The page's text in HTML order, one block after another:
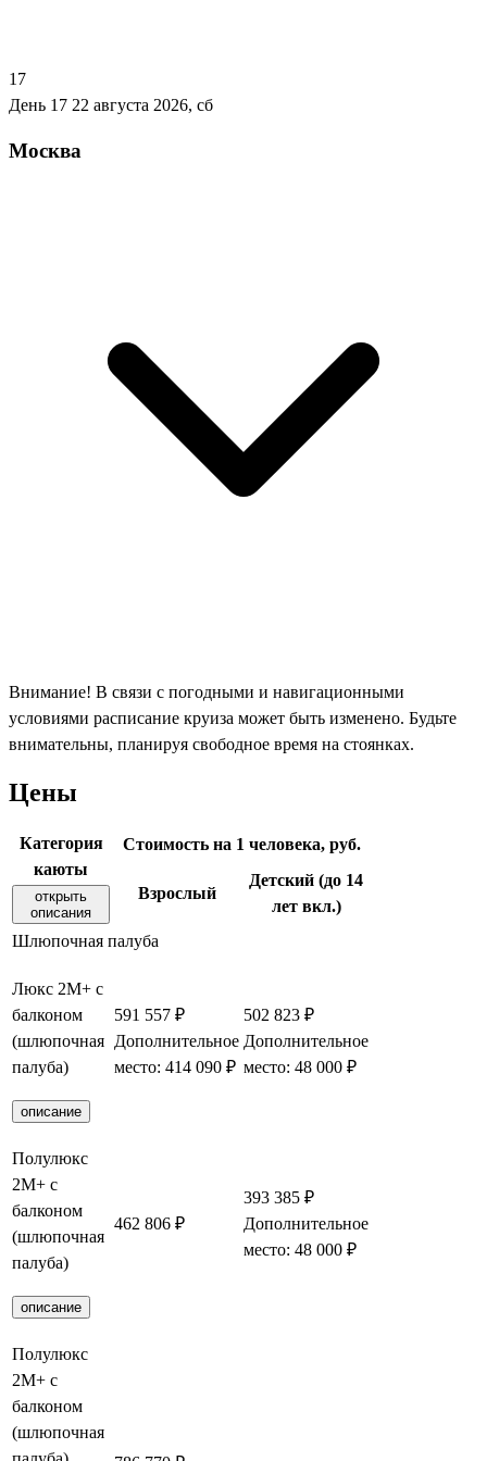
17
День 17 22 августа 2026, сб
Москва
Внимание! В связи с погодными и навигационными
условиями расписание круиза может быть изменено. Будьте
внимательны, планируя свободное время на стоянках.
Цены
Категория
каюты
открыть
описания
Стоимость на 1 человека, руб.
Взрослый
Детский (до 14
лет вкл.)
Шлюпочная палуба
Люкс 2М+ с
балконом
(шлюпочная
палуба)
описание
591 557 ₽
Дополнительное
место: 414 090 ₽
502 823 ₽
Дополнительное
место: 48 000 ₽
Полулюкс
2М+ с
балконом
(шлюпочная
палуба)
описание
462 806 ₽
393 385 ₽
Дополнительное
место: 48 000 ₽
Полулюкс
2М+ с
балконом
(шлюпочная